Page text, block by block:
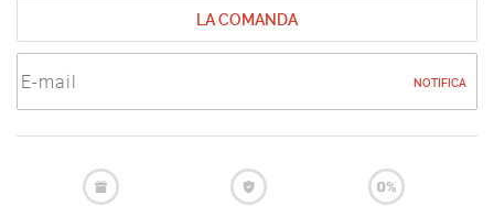
LA COMANDA
NOTIFICA